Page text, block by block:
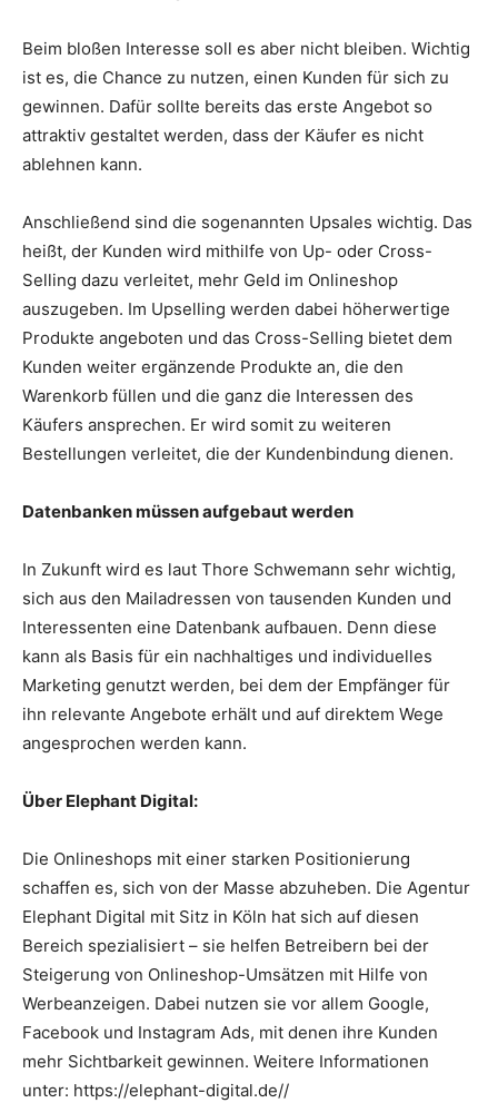
Beim bloßen Interesse soll es aber nicht bleiben. Wichtig
ist es, die Chance zu nutzen, einen Kunden für sich zu
gewinnen. Dafür sollte bereits das erste Angebot so
attraktiv gestaltet werden, dass der Käufer es nicht
ablehnen kann.
Anschließend sind die sogenannten Upsales wichtig. Das
heißt, der Kunden wird mithilfe von Up- oder Cross-
Selling dazu verleitet, mehr Geld im Onlineshop
auszugeben. Im Upselling werden dabei höherwertige
Produkte angeboten und das Cross-Selling bietet dem
Kunden weiter ergänzende Produkte an, die den
Warenkorb füllen und die ganz die Interessen des
Käufers ansprechen. Er wird somit zu weiteren
Bestellungen verleitet, die der Kundenbindung dienen.
Datenbanken müssen aufgebaut werden
In Zukunft wird es laut Thore Schwemann sehr wichtig,
sich aus den Mailadressen von tausenden Kunden und
Interessenten eine Datenbank aufbauen. Denn diese
kann als Basis für ein nachhaltiges und individuelles
Marketing genutzt werden, bei dem der Empfänger für
ihn relevante Angebote erhält und auf direktem Wege
angesprochen werden kann.
Über Elephant Digital:
Die Onlineshops mit einer starken Positionierung
schaffen es, sich von der Masse abzuheben. Die Agentur
Elephant Digital mit Sitz in Köln hat sich auf diesen
Bereich spezialisiert – sie helfen Betreibern bei der
Steigerung von Onlineshop-Umsätzen mit Hilfe von
Werbeanzeigen. Dabei nutzen sie vor allem Google,
Facebook und Instagram Ads, mit denen ihre Kunden
mehr Sichtbarkeit gewinnen. Weitere Informationen
unter: https://elephant-digital.de//